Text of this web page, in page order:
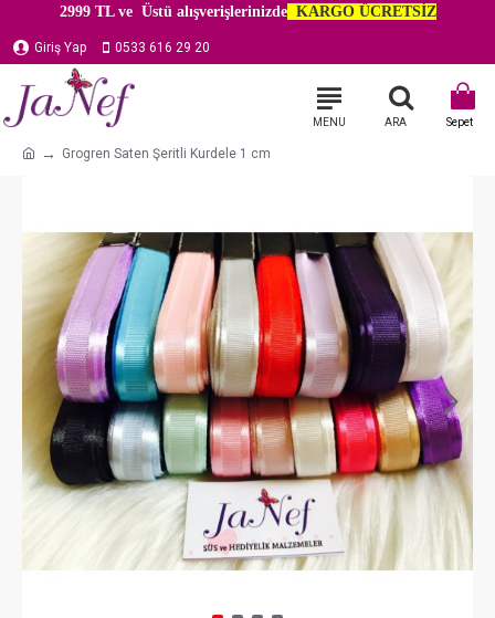
2999 TL ve Üstü alışverişlerinizdeKARGO ÜCRETSİZ
Giriş Yap 0533 616 29 20
Grogren Saten Şeritli Kurdele 1 cm